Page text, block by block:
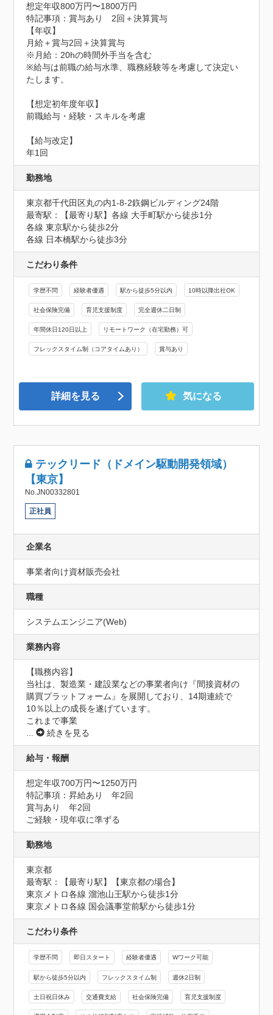
想定年収800万円〜1800万円
特記事項：賞与あり　2回＋決算賞与
【年収】
月給＋賞与2回＋決算賞与
※月給：20hの時間外手当を含む
※給与は前職の給与水準、職務経験等を考慮して決定い
たします。
【想定初年度年収】
前職給与・経験・スキルを考慮
【給与改定】
年1回
勤務地
東京都千代田区丸の内1-8-2鉃鋼ビルディング24階
最寄駅：【最寄り駅】各線 大手町駅から徒歩1分
各線 東京駅から徒歩2分
各線 日本橋駅から徒歩3分
こだわり条件
学歴不問 経験者優遇 駅から徒歩5分以内 10時以降出社OK
社会保険完備 育児支援制度 完全週休二日制
年間休日120日以上 リモートワーク（在宅勤務）可
フレックスタイム制（コアタイムあり） 賞与あり
詳細を見る 気になる
テックリード（ドメイン駆動開発領域）
【東京】
No.JN00332801
正社員
企業名
事業者向け資材販売会社
職種
システムエンジニア(Web)
業務内容
【職務内容】
当社は、製造業・建設業などの事業者向け『間接資材の
購買プラットフォーム』を展開しており、14期連続で
10％以上の成長を遂げています。
これまで事業
...
続きを見る
給与・報酬
想定年収700万円〜1250万円
特記事項：昇給あり　年2回
賞与あり　年2回
ご経験・現年収に準ずる
勤務地
東京都
最寄駅：【最寄り駅】【東京都の場合】
東京メトロ各線 溜池山王駅から徒歩1分
東京メトロ各線 国会議事堂前駅から徒歩1分
こだわり条件
学歴不問 即日スタート 経験者優遇 Wワーク可能
駅から徒歩5分以内 フレックスタイム制 週休2日制
土日祝日休み 交通費支給 社会保険完備 育児支援制度